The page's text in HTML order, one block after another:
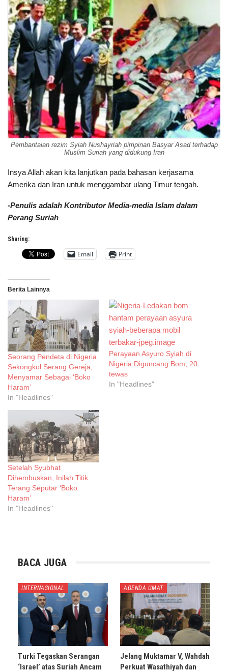
Pembantaian rezim Syiah Nushayriah pimpinan Basyar Asad terhadap
Muslim Suriah yang didukung Iran
Insya Allah akan kita lanjutkan pada bahasan kerjasama
Amerika dan Iran untuk menggambar ulang Timur tengah.
-Penulis adalah Kontributor Media-media Islam dalam
Perang Suriah
Sharing:
Email Print
Berita Lainnya
Seorang Pendeta di Nigeria
Sekongkol Serang Gereja,
Menyamar Sebagai ‘Boko
Haram’
In "Headlines"
Perayaan Asyuro Syiah di
Nigeria Diguncang Bom, 20
tewas
In "Headlines"
Setelah Syubhat
Dihembuskan, Inilah Titik
Terang Seputar ‘Boko
Haram’
In "Headlines"
BACA JUGA
INTERNASIONAL
Turki Tegaskan Serangan
‘Israel’ atas Suriah Ancam
AGENDA UMAT
Jelang Muktamar V, Wahdah
Perkuat Wasathiyah dan